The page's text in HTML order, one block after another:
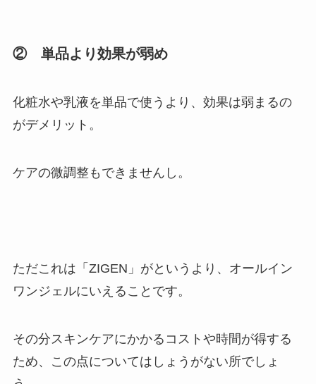
② 単品より効果が弱め
化粧水や乳液を単品で使うより、 効果は弱まるの
がデメリット。
ケアの微調整もできませんし。
ただこれは「ZIGEN」がというより、オールイン
ワンジェルにいえることです。
その分スキンケアにかかるコストや時間が得する
ため、この点についてはしょうがない所でしょ